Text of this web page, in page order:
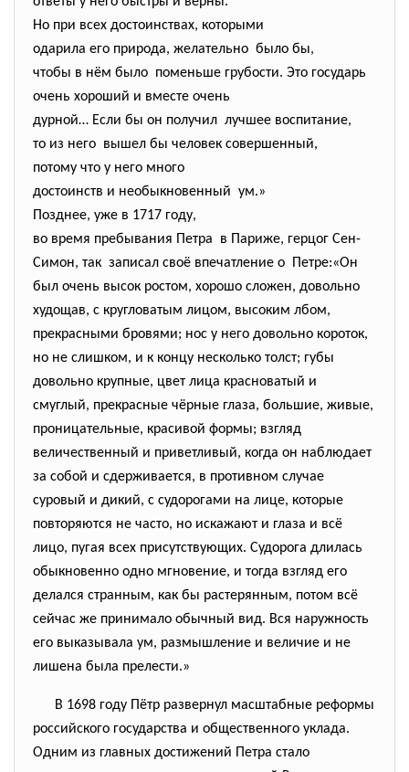
Но при всех достоинствах, которыми
одарила его природа, желательно было бы,
чтобы в нём было поменьше грубости. Это государь
очень хороший и вместе очень
дурной… Если бы он получил лучшее воспитание,
то из него вышел бы человек совершенный,
потому что у него много
достоинств и необыкновенный ум.»
Позднее, уже в 1717 году,
во время пребывания Петра в Париже, герцог Сен-
Симон, так записал своё впечатление о Петре:«Он
был очень высок ростом, хорошо сложен, довольно
худощав, с кругловатым лицом, высоким лбом,
прекрасными бровями; нос у него довольно короток,
но не слишком, и к концу несколько толст; губы
довольно крупные, цвет лица красноватый и
смуглый, прекрасные чёрные глаза, большие, живые,
проницательные, красивой формы; взгляд
величественный и приветливый, когда он наблюдает
за собой и сдерживается, в противном случае
суровый и дикий, с судорогами на лице, которые
повторяются не часто, но искажают и глаза и всё
лицо, пугая всех присутствующих. Судорога длилась
обыкновенно одно мгновение, и тогда взгляд его
делался странным, как бы растерянным, потом всё
сейчас же принимало обычный вид. Вся наружность
его выказывала ум, размышление и величие и не
лишена была прелести.»
В 1698 году Пётр развернул масштабные реформы
российского государства и общественного уклада.
Одним из главных достижений Петра стало